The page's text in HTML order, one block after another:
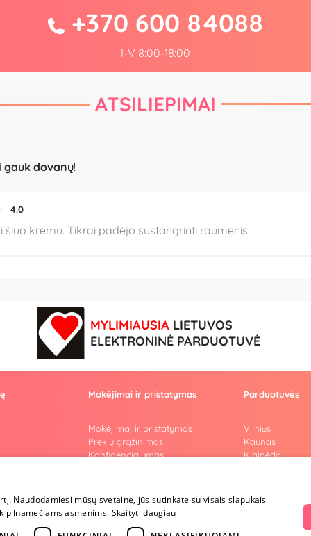
+370 600 84088
I-V 8:00-18:00
ATSILIEPIMAI
gauk dovanų!
4.0
šiuo kremu. Tikrai padėjo sustangrinti raumenis.
MYLIMIAUSIA LIETUVOS
ELEKTRONINĖ PARDUOTUVĖ
Mokėjimai ir pristatymas
Mokėjimai ir pristatymas
Prekių grąžinimas
Konfidencialumas
Lojalumo programa
Parduotuvės
Vilnius
Kaunas
Klaipėda
Naudodamiesi mūsų svetaine, jūs sutinkate su visais slapukais
pilnamečiams asmenims. Skaityti daugiau